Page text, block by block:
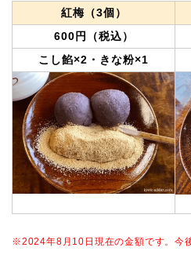
紅梅（3個）
600円（税込）
こし餡×2・きな粉×1
※2024年8月10日現在の金額です。今